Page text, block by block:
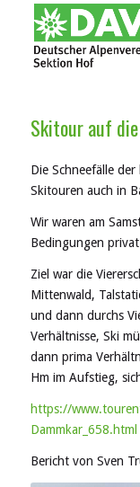
Skitour auf
Die Schneefälle
Skitouren auch in
Wir waren am
Bedingungen
Ziel war die
Mittenwald,
und dann durchs
Verhältnisse, Ski
dann prima
Hm im Aufstieg,
https://
Dammkar_658.html
Bericht von Sven